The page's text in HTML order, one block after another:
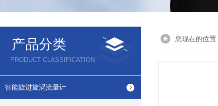
产品分类
PRODUCT CLASSIFICATION
智能旋进旋涡流量计
您现在的位置